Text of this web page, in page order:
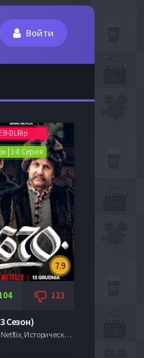
Войти
DLRip
| 1-8 Серия
7.9
121
Сезон)
Сериалы Netflix, Исторические, Комедии